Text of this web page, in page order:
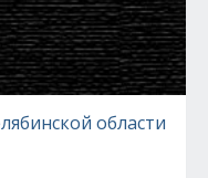
области